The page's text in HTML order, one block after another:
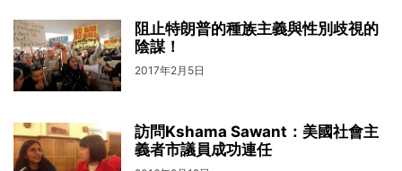
阻止特朗普的種族主義與性別歧視的
陰謀！
2017年2月5日
訪問Kshama Sawant：美國社會主
義者市議員成功連任